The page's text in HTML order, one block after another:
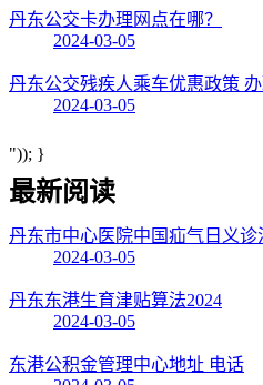
丹东公交卡办理网点在哪？
2024-03-05
丹东公交残疾人乘车优惠政策
2024-03-05
")); }
最新阅读
丹东市中心医院中国疝气日义诊
2024-03-05
丹东东港生育津贴算法2024
2024-03-05
东港公积金管理中心地址 电话